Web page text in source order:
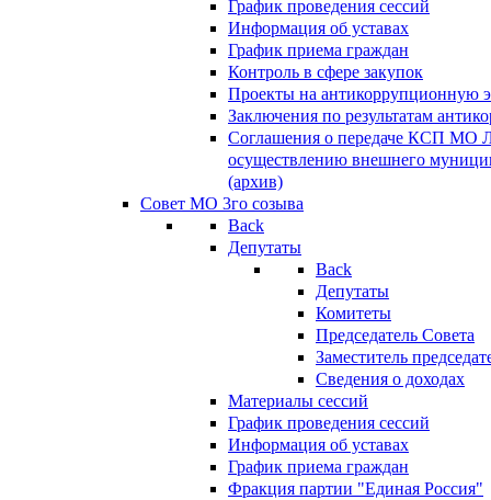
График проведения сессий
Информация об уставах
График приема граждан
Контроль в сфере закупок
Проекты на антикоррупционную
Заключения по результатам
Соглашения о передаче КСП МО
осуществлению внешнего
(архив)
Совет МО 3го созыва
Back
Депутаты
Back
Депутаты
Комитеты
Председатель Совета
Заместитель
Сведения о доходах
Материалы сессий
График проведения сессий
Информация об уставах
График приема граждан
Фракция партии "Единая Россия"